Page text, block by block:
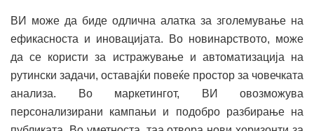
ВИ може да биде одлична алатка за зголемување на
ефикасноста и иновацијата. Во новинарството, може
да се користи за истражување и автоматизација на
рутински задачи, оставајќи повеќе простор за човечката
анализа. Во маркетингот, ВИ овозможува
персонализирани кампањи и подобро разбирање на